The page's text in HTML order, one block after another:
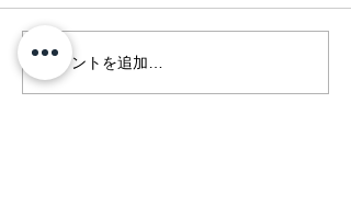
年末年始 営業日のご案
内
コメントを追加…